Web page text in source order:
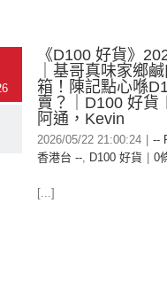
《D100 好貨》
｜基哥真味家鄉
箱！陳記點心喺
賣？｜D100 好貨
阿通，Kevin
2026/05/22 21:00:24
--
香港台 --, D100 好貨 0
[...]